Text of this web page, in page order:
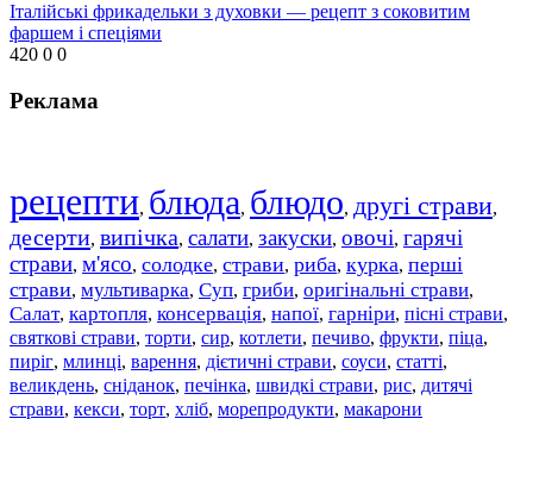
Італійські фрикадельки з духовки — рецепт з соковитим
фаршем і спеціями
420 0 0
Реклама
рецепти, блюда, блюдо, другі страви,
десерти, випічка, салати, закуски, овочі, гарячі
страви, м'ясо, солодке, страви, риба, курка, перші
страви, мультиварка, Суп, гриби, оригінальні страви,
Салат, картопля, консервація, напої, гарніри, пісні страви,
святкові страви, торти, сир, котлети, печиво, фрукти, піца,
пиріг, млинці, варення, дієтичні страви, соуси, статті,
великдень, сніданок, печінка, швидкі страви, рис, дитячі
страви, кекси, торт, хліб, морепродукти, макарони